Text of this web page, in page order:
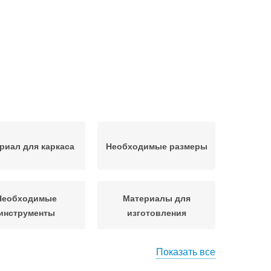
для каркаса Необходимые размеры
Материалы для
изготовления
Герметизационный
Показать все